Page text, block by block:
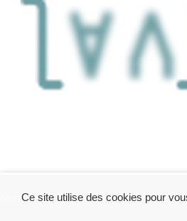
Mentions légales- © 2020
Ce site utilise des cookies pour